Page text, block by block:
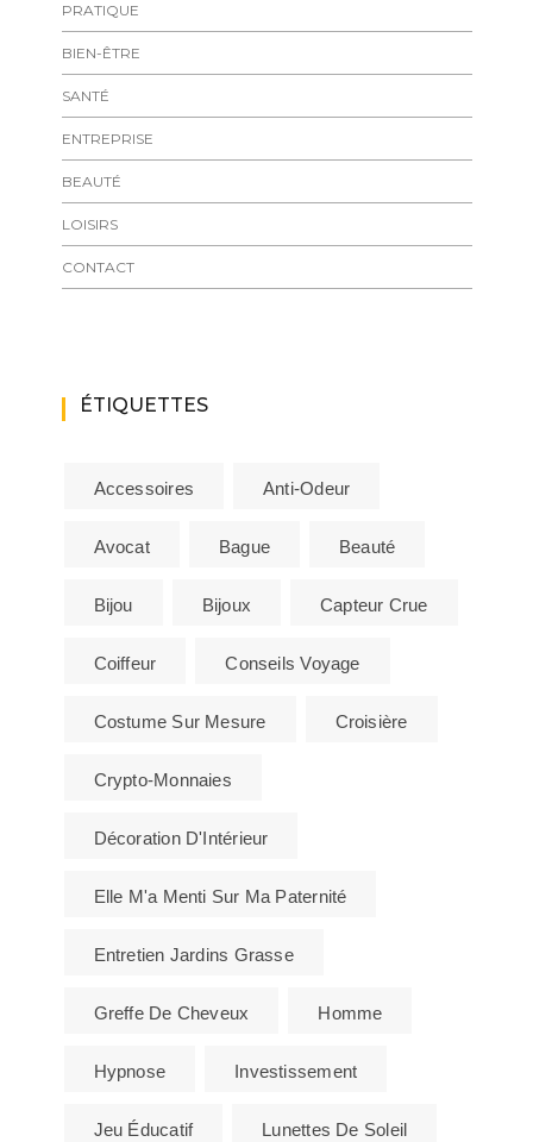
PRATIQUE
BIEN-ÊTRE
SANTÉ
ENTREPRISE
BEAUTÉ
LOISIRS
CONTACT
ÉTIQUETTES
Accessoires Anti-Odeur
Avocat Bague Beauté
Bijou Bijoux Capteur Crue
Coiffeur Conseils Voyage
Costume Sur Mesure Croisière
Crypto-Monnaies
Décoration D'Intérieur
Elle M'a Menti Sur Ma Paternité
Entretien Jardins Grasse
Greffe De Cheveux Homme
Hypnose Investissement
Jeu Éducatif Lunettes De Soleil